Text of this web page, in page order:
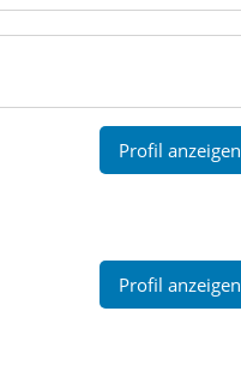
Profil anzeigen
Profil anzeigen